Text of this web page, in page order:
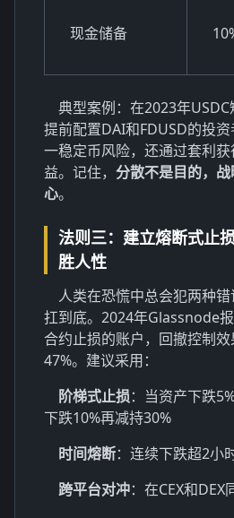
现金储备
典型案例：在2023年USDC
提前配置DAI和FDUSD的投
一稳定币风险，还通过套利
益。记住， 分散不是目的，
心。
法则三：建立熔断式止
胜人性
人类在恐慌中总会犯两种
扛到底。2024年Glassnode
合约止损的账户，回撤控制
47%。建议采用：
阶梯式止损：当资产下跌
下跌10%再减持30%
时间熔断：连续下跌超2小
跨平台对冲：在CEX和